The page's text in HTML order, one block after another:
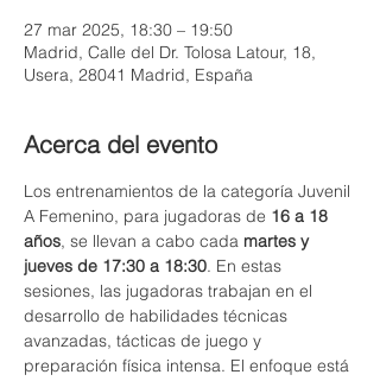
27 mar 2025, 18:30 – 19:50
Madrid, Calle del Dr. Tolosa Latour, 18,
Usera, 28041 Madrid, España
Acerca del evento
Los entrenamientos de la categoría Juvenil
A Femenino, para jugadoras de 16 a 18
años, se llevan a cabo cada martes y
jueves de 17:30 a 18:30. En estas
sesiones, las jugadoras trabajan en el
desarrollo de habilidades técnicas
avanzadas, tácticas de juego y
preparación física intensa. El enfoque está